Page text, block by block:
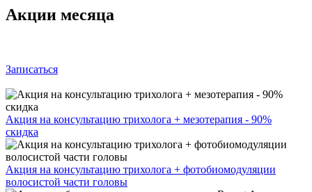
Акции месяца
Записаться
Акция на консультацию трихолога + мезотерапия - 90%
скидка
Акция на консультацию трихолога + фотобиомодуляции
волосистой части головы